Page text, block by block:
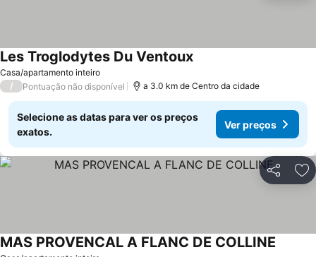
Casa/apartamento inteiro
Les Troglodytes Du VentouxVer preços
/ Pontuação não disponível a 3.0 km de Centro da cidade
Selecione as datas para ver os preços
exatos.
Ver preços
Partilhar
MAS PROVENCAL A FLANC DE COLLINE